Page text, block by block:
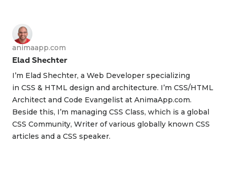
animaapp.com
Elad Shechter
I’m Elad Shechter, a Web Developer specializing
in CSS & HTML design and architecture. I’m CSS/HTML
Architect and Code Evangelist at AnimaApp.com.
Beside this, I’m managing CSS Class, which is a global
CSS Community, Writer of various globally known CSS
articles and a CSS speaker.